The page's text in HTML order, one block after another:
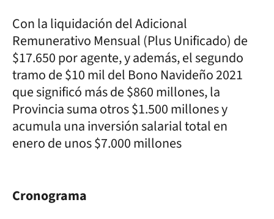
Con la liquidación del Adicional
Remunerativo Mensual (Plus Unificado) de
$17.650 por agente, y además, el segundo
tramo de $10 mil del Bono Navideño 2021
que significó más de $860 millones, la
Provincia suma otros $1.500 millones y
acumula una inversión salarial total en
enero de unos $7.000 millones
Cronograma